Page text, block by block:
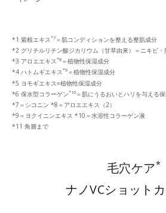
*1 紫根エキス*7 ＝肌コンディションを整える整肌成分
*2 グリチルリチン酸ジカリウム（甘草由来）＝ニキビ
*3 アロエエキス*8 ＝植物性保湿成分
*4 ハトムギエキス*9 ＝植物性保湿成分
*5 ヨモギエキス=植物性保湿成分
*6 保水型コラーゲン*10 ＝肌にうるおいとハリを与える
*7＝シコニン *8＝アロエエキス（2）
*9＝ヨクイニンエキス *10＝水溶性コラーゲン液
*11 角層まで
毛穴ケア*
ナノVCショット